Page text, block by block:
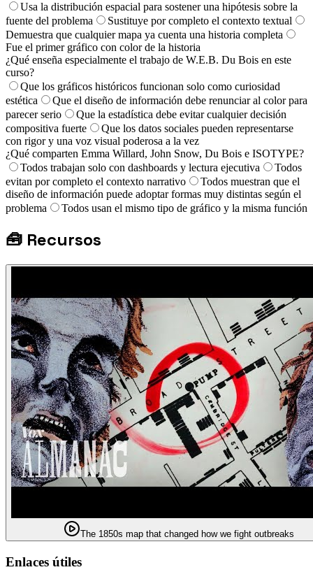
Usa la distribución espacial para sostener una hipótesis sobre la
fuente del problema
Sustituye por completo el contexto textual
Demuestra que cualquier mapa ya cuenta una historia completa
Fue el primer gráfico con color de la historia
¿Qué enseña especialmente el trabajo de W.E.B. Du Bois en este
curso?
Que los gráficos históricos funcionan solo como curiosidad
estética
Que el diseño de información debe renunciar al color para
parecer serio
Que la estadística debe evitar cualquier decisión
compositiva fuerte
Que los datos sociales pueden representarse
con rigor y una voz visual poderosa a la vez
¿Qué comparten Emma Willard, John Snow, Du Bois e ISOTYPE?
Todos trabajan solo con dashboards y lectura ejecutiva
Todos
evitan por completo el contexto narrativo
Todos muestran que el
diseño de información puede adoptar formas muy distintas según el
problema
Todos usan el mismo tipo de gráfico y la misma función
🧰 Recursos
The 1850s map that changed how we fight outbreaks
Enlaces útiles